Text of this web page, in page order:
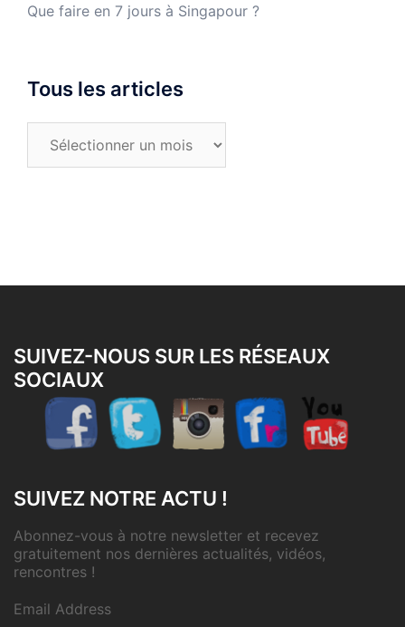
Que faire en 7 jours à Singapour ?
Tous les articles
SUIVEZ-NOUS SUR LES RÉSEAUX
SOCIAUX
SUIVEZ NOTRE ACTU !
Abonnez-vous à notre newsletter et recevez
gratuitement nos dernières actualités, vidéos,
rencontres !
Email Address